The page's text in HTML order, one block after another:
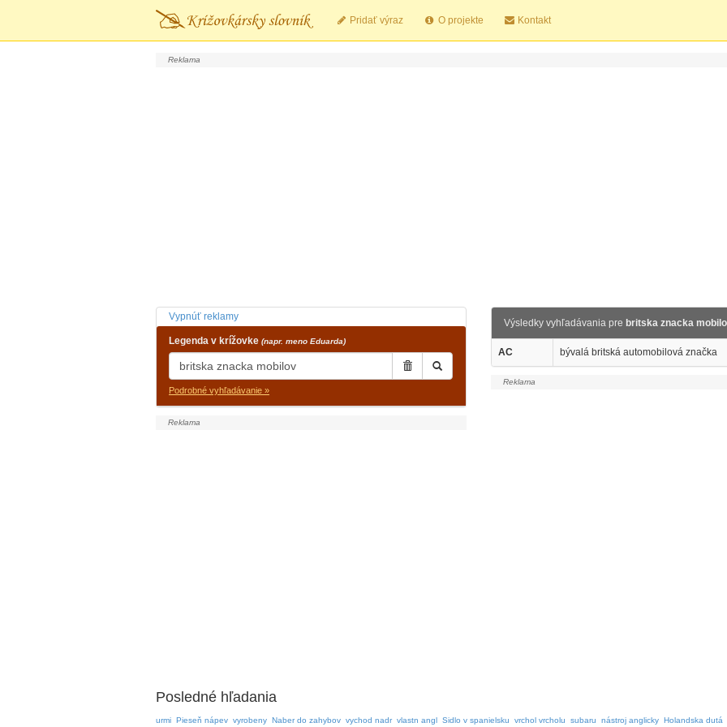
Pridať výraz O projekte Kontakt
Vypnúť reklamy
Legenda v krížovke (napr. meno Eduarda)
Podrobné vyhľadávanie »
Výsledky vyhľadávania pre britska znacka
AC bývalá britská automobilová značka
Posledné hľadania
urmi Pieseň nápev vyrobeny Naber do zahybov vychod nadr vlastn angl Sidlo v spanielsku vrchol vrcholu subaru nástroj anglicky Holandska dutá